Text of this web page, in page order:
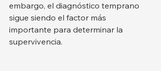
embargo, el diagnóstico temprano
sigue siendo el factor más
importante para determinar la
supervivencia.